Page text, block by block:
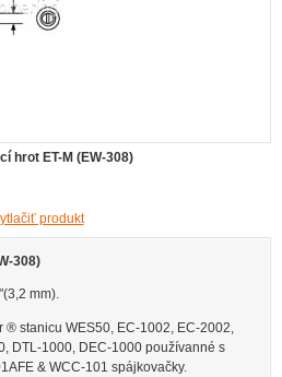
hrot ET-M (EW-308)
produkt
308)
mm).
® stanicu WES50, EC-1002, EC-2002,
DTL-1000, DEC-1000 používanné s
& WCC-101 spájkovačky.